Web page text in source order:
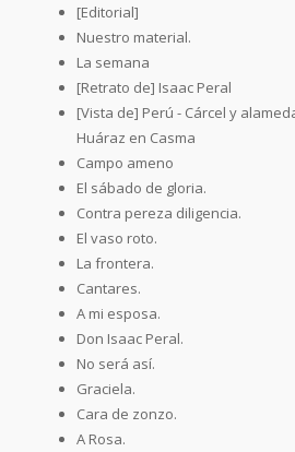
[Editorial]
Nuestro material.
La semana
[Retrato de] Isaac Peral
[Vista de] Perú - Cárcel y
Huáraz en Casma
Campo ameno
El sábado de gloria.
Contra pereza diligencia.
El vaso roto.
La frontera.
Cantares.
A mi esposa.
Don Isaac Peral.
No será así.
Graciela.
Cara de zonzo.
A Rosa.